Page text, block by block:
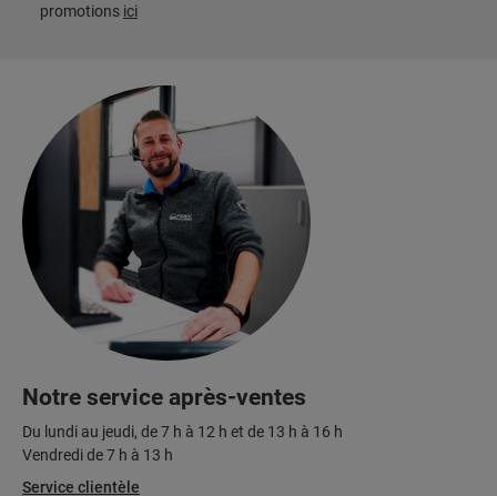
promotions ici
Notre service après-ventes
Du lundi au jeudi, de 7 h à 12 h et de 13 h à 16 h
Vendredi de 7 h à 13 h
Service clientèle